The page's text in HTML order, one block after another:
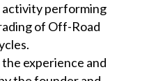
activity performing
of Off-Road
experience and